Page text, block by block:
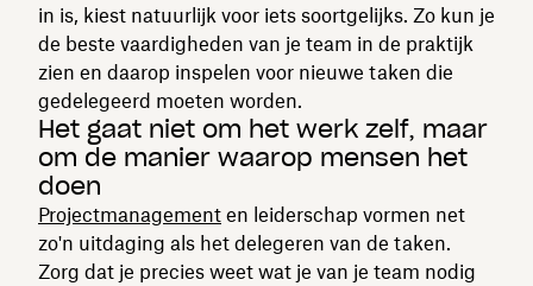
in is, kiest natuurlijk voor iets soortgelijks. Zo kun je
de beste vaardigheden van je team in de praktijk
zien en daarop inspelen voor nieuwe taken die
gedelegeerd moeten worden.
Het gaat niet om het werk zelf, maar
om de manier waarop mensen het
doen
Projectmanagement en leiderschap vormen net
zo'n uitdaging als het delegeren van de taken.
Zorg dat je precies weet wat je van je team nodig